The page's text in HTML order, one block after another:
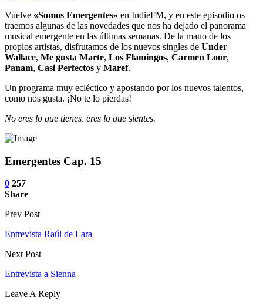
Vuelve «Somos Emergentes» en IndieFM, y en este episodio os
traemos algunas de las novedades que nos ha dejado el panorama
musical emergente en las últimas semanas. De la mano de los
propios artistas, disfrutamos de los nuevos singles de Under
Wallace, Me gusta Marte, Los Flamingos, Carmen Loor,
Panam, Casi Perfectos y Maref.
Un programa muy ecléctico y apostando por los nuevos talentos,
como nos gusta. ¡No te lo pierdas!
No eres lo que tienes, eres lo que sientes.
Emergentes Cap. 15
0 257
Share
Prev Post
Entrevista Raúl de Lara
Next Post
Entrevista a Sienna
Leave A Reply